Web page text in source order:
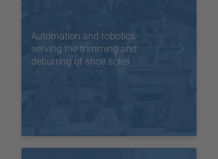
Automation and robotics
serving the trimming and
deburring of shoe soles